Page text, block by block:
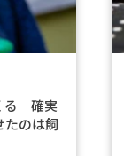
る 確実
たのは飼